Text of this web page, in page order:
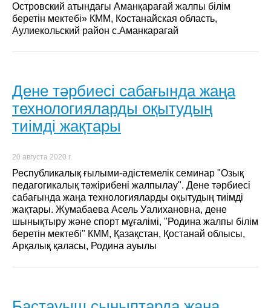
Островский атындағы Аманқарағай жалпы білім
беретін мектебі» КММ, Костанайская область,
Аулиекольский район с.Аманкарагай
Дене тәрбиесі сабағында жаңа
технологияларды оқытудың
тиімді жақтары
20 августа 2020 г.
Республикалық ғылыми-әдістемелік семинар "Озық
педагогикалық тәжірибені жалпылау". Дене тәрбиесі
сабағында жаңа технологияларды оқытудың тиімді
жақтары. Жумабаева Асель Уалихановна, дене
шынықтыру және спорт мұғалімі, "Родина жалпы білім
беретін мектебі" КММ, Қазақстан, Қостанай облысы,
Арқалық қаласы, Родина ауылы